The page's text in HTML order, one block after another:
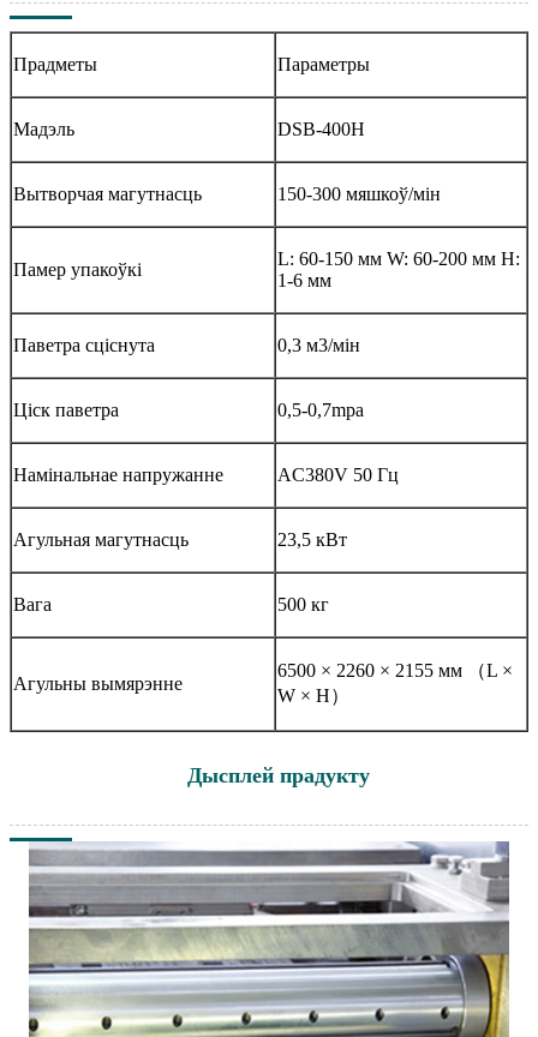
Прадметы Параметры
Мадэль DSB-400H
Вытворчая магутнасць 150-300 мяшкоў/мін
Памер упакоўкі
L: 60-150 мм W: 60-200 мм H:
1-6 мм
Паветра сціснута 0,3 м3/мін
Ціск паветра 0,5-0,7mpa
Намінальнае напружанне AC380V 50 Гц
Агульная магутнасць 23,5 кВт
Вага 500 кг
Агульны вымярэнне
6500 × 2260 × 2155 мм （L ×
W × H）
Дысплей прадукту